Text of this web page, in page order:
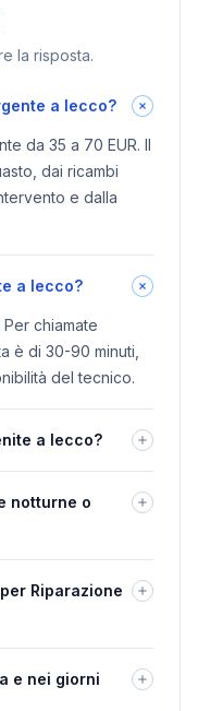
la risposta.
a lecco?
da 35 a 70 EUR. Il
dai ricambi
e dalla
a lecco?
chiamate
è di 30-90 minuti,
del tecnico.
a lecco?
notturne o
Riparazione
e nei giorni